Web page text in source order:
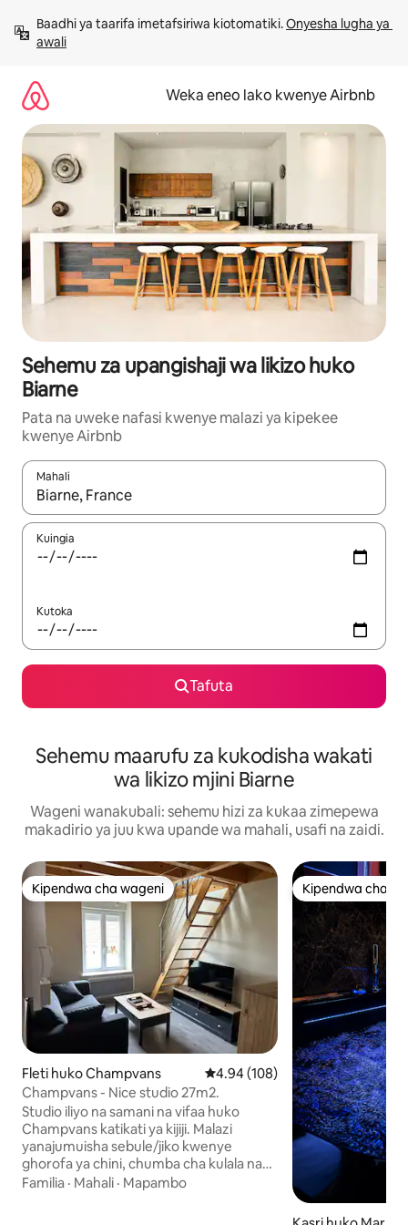
kwenda
kwenye
Baadhi ya taarifa imetafsiriwa kiotomatiki. Onyesha lugha ya
awali
Weka eneo lako kwenye Airbnb
Sehemu za upangishaji wa likizo huko
Biarne
Pata na uweke nafasi kwenye malazi ya kipekee
kwenye Airbnb
Mahali
Wakati matokeo yanapatikana, vinjari kwa kutumia vitufe vya
Kuingia
Kutoka
Tafuta
Sehemu maarufu za kukodisha wakati
wa likizo mjini Biarne
Wageni wanakubali: sehemu hizi za kukaa zimepewa
makadirio ya juu kwa upande wa mahali, usafi na zaidi.
Kipendwa cha wageni
Kipendwa cha wageni
Fleti huko Champvans Ukadiriaji wa wastani wa 4.94
4.94 (108)
Champvans - Nice studio 27m2.
Studio iliyo na samani na vifaa huko
Champvans katikati ya kijiji. Malazi
yanajumuisha sebule/jiko kwenye
ghorofa ya chini, chumba cha kulala na
bafu/chumba cha choo juu. Vistawishi:
Familia · Mahali · Mapambo
Kipendwa cha
Kipendwa cha